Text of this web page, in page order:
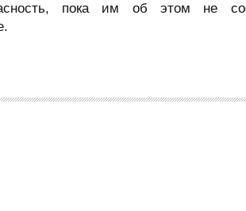
пока им об этом не